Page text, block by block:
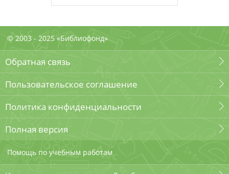
© 2003 - 2025 «Библиофонд»
Обратная связь
Пользовательское соглашение
Политика конфиденциальности
Полная версия
Помощь по учебным работам